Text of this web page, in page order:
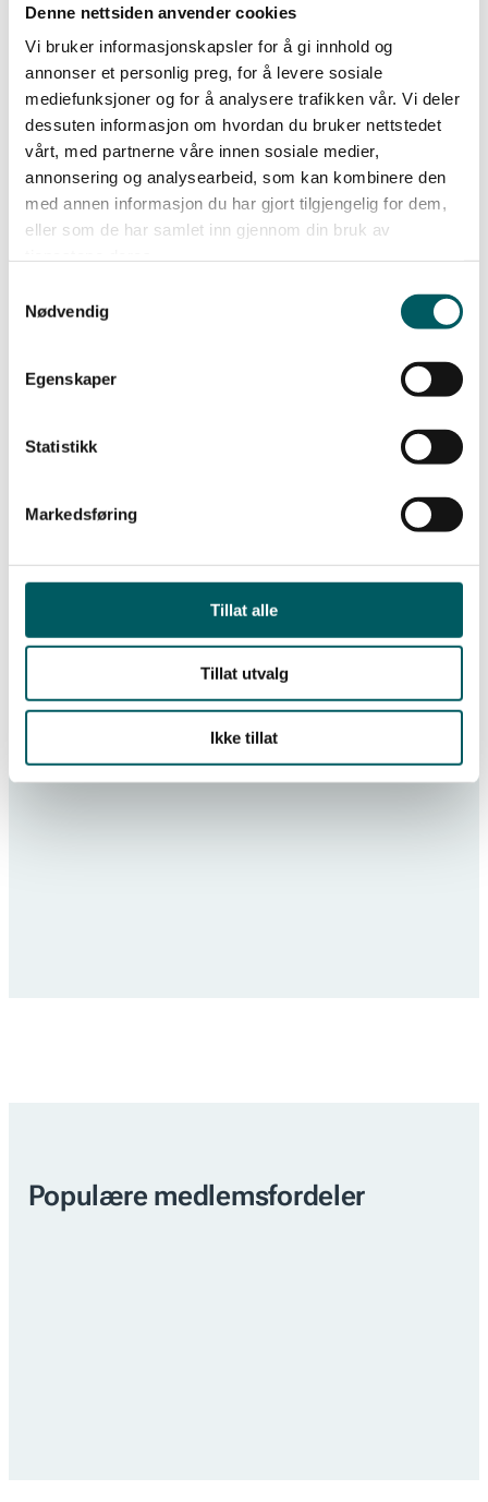
Denne nettsiden anvender cookies
Vi bruker informasjonskapsler for å gi innhold og
annonser et personlig preg, for å levere sosiale
mediefunksjoner og for å analysere trafikken vår. Vi deler
dessuten informasjon om hvordan du bruker nettstedet
vårt, med partnerne våre innen sosiale medier,
annonsering og analysearbeid, som kan kombinere den
med annen informasjon du har gjort tilgjengelig for dem,
eller som de har samlet inn gjennom din bruk av
Nødvendig
Egenskaper
Statistikk
Markedsføring
Tillat alle
Tillat utvalg
Ikke tillat
Operatørselskapenes økte økonomiske risiko ved
mulige framtidige planer, ga et behov for
stimulerende tiltak for å kunne opprettholde
planene og gi oppdrag videre til flere andre
bransjeaktører.
– Det er disse følgekonsekvensene for våre
medlemmer som utløste vårt engasjement, og som
nå har bidratt til at et bredt stortingsflertall vil stille
seg bak en tiltakspakke. Denne pakken vil gi nye
aktiviteter og sikre opprettholdelse av den
grønne skiftet vil få behov for, poengterer både
De er fornøyd med at stortingsflertallet bruker
mange av de samme begrunnelsene som Lederne
Populære medlemsfordeler
Populære medlemsfordeler